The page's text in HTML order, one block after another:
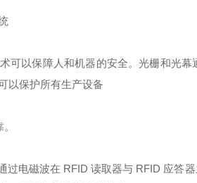
可以保障人和机器的安全。光栅和光
以保护所有生产设备
过电磁波在 RFID 读取器与 RFID 应答